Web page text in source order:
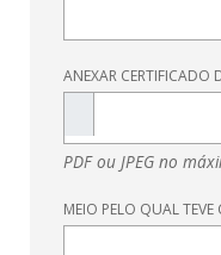
ANEXAR CERTIFICADO
PDF ou JPEG no
MEIO PELO QUAL